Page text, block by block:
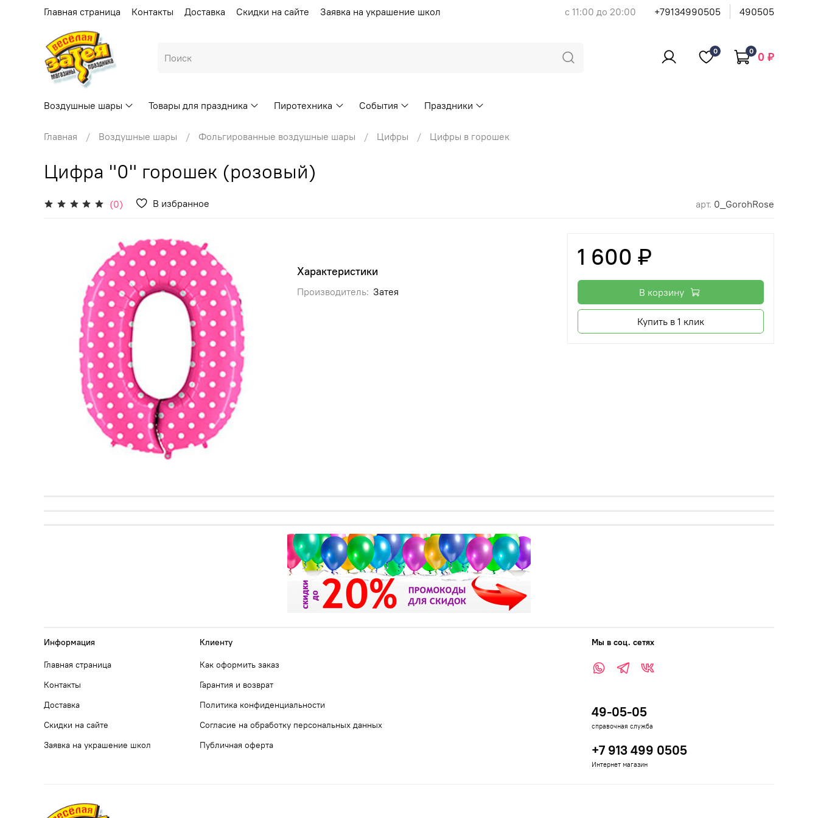
Главная страница Контакты Доставка Скидки на сайте Заявка на украшение школ с 11:00 до 20:00 +79134990505 490505
0 0 0 ₽
Воздушные шары Товары для праздника Пиротехника События Праздники
Главная Воздушные шары Фольгированные воздушные шары Цифры Цифры в горошек
Цифра "0" горошек (розовый)
(0) В избранное арт. 0_GorohRose
Характеристики
Производитель: Затея
1 600 ₽
В корзину
Купить в 1 клик
Информация
Главная страница
Контакты
Доставка
Скидки на сайте
Заявка на украшение школ
Клиенту
Как оформить заказ
Гарантия и возврат
Политика конфиденциальности
Согласие на обработку персональных данных
Публичная оферта
Мы в соц. сетях
49-05-05
справочная служба
+7 913 499 0505
Интернет магазин